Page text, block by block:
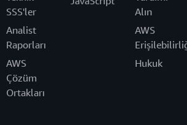
SSS'ler
Analist
Raporları
AWS
Çözüm
Ortakları
Alın
AWS
Hukuk